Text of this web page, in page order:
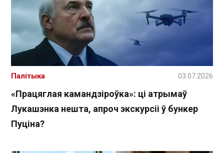
«Працяглая камандзіроўка»: ці атрымаў
Лукашэнка нешта, апроч экскурсіі ў бункер
Пуціна?
Палітыка 03.07.2026